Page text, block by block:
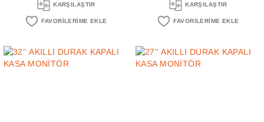
KARŞILAŞTIR KARŞILAŞTIR